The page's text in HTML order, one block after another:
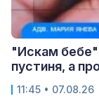
"Искам
пустиня, а
11:45 • 07.08.26